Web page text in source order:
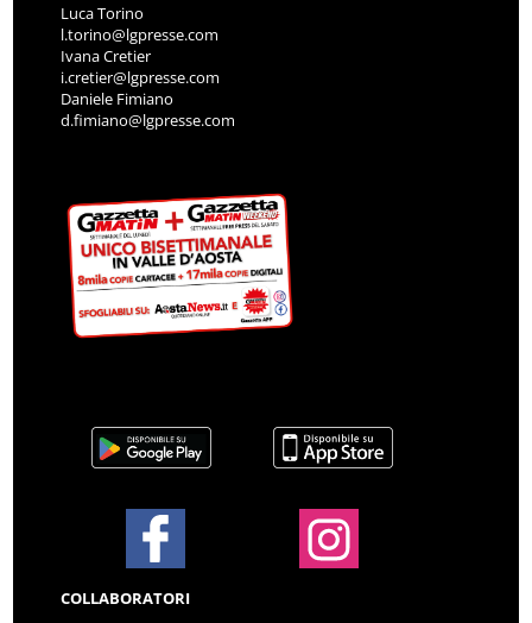
Luca Torino
l.torino@lgpresse.com
Ivana Cretier
i.cretier@lgpresse.com
Daniele Fimiano
d.fimiano@lgpresse.com
COLLABORATORI